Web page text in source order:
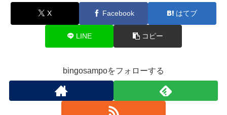
X Facebook はてブ
LINE コピー
bingosampoをフォローする